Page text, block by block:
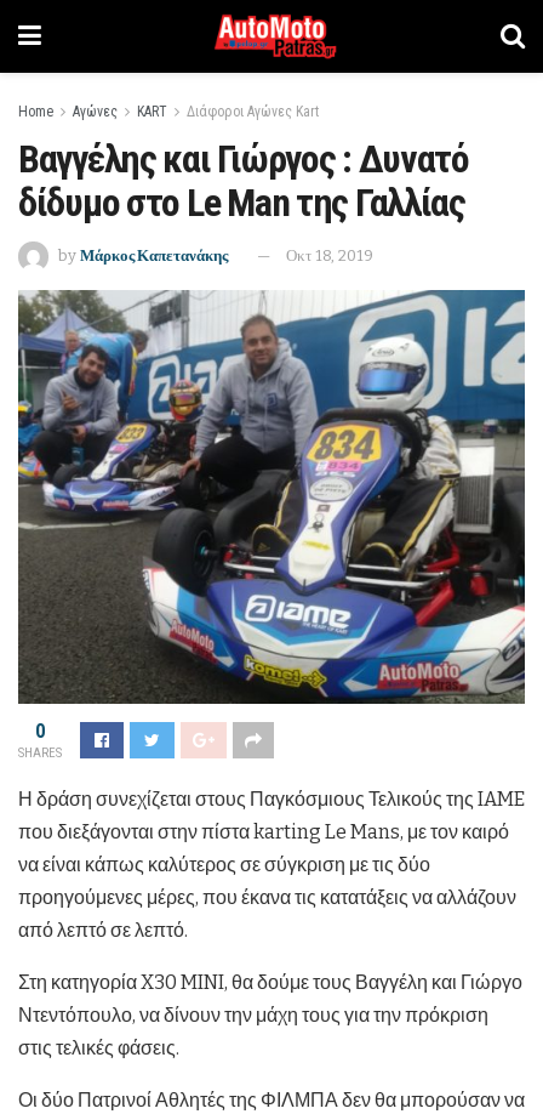
Home Αγώνες KART Διάφοροι Αγώνες Kart
Βαγγέλης και Γιώργος : Δυνατό
δίδυμο στο Le Man της Γαλλίας
by Μάρκος Καπετανάκης Οκτ 18, 2019
0
SHARES
Η δράση συνεχίζεται στους Παγκόσμιους Τελικούς της IAME
που διεξάγονται στην πίστα karting Le Mans, με τον καιρό
να είναι κάπως καλύτερος σε σύγκριση με τις δύο
προηγούμενες μέρες, που έκανα τις κατατάξεις να αλλάζουν
από λεπτό σε λεπτό.
Στη κατηγορία X30 MINI, θα δούμε τους Βαγγέλη και Γιώργο
Ντεντόπουλο, να δίνουν την μάχη τους για την πρόκριση
στις τελικές φάσεις.
Οι δύο Πατρινοί Αθλητές της ΦΙΛΜΠΑ δεν θα μπορούσαν να